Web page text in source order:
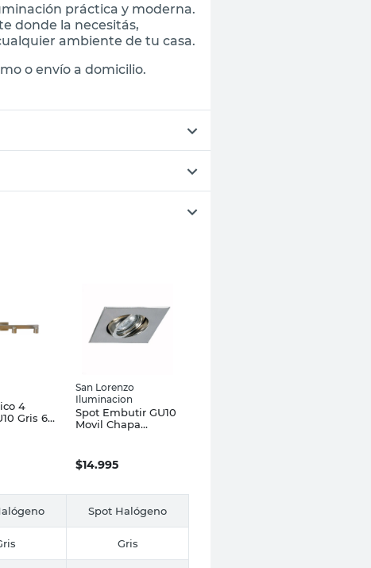
práctica y moderna.
donde la necesitás,
ambiente de tu casa.
o envío a domicilio.
4
Gris 60
San Lorenzo
Iluminacion
Spot Embutir GU10
Movil Chapa
$14.995
Spot Halógeno
Gris